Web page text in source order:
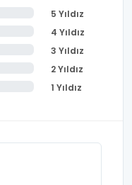
5 Yıldız
4 Yıldız
3 Yıldız
2 Yıldız
1 Yıldız